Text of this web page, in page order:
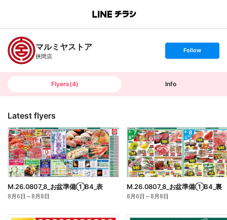
B
n
c
h
T
マルミヤストア
挟間店
s
t
o
Follow
Flyers(4) Info
Latest flyers
M.26.0807_8_お盆準備①B4_表
8月6日 ～8月8日
M.26.0807_8_お盆準備①B4_裏
8月6日 ～8月8日